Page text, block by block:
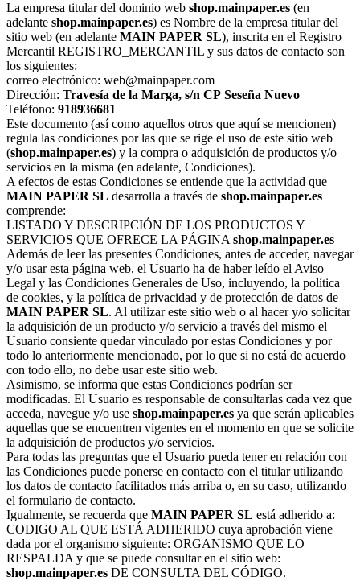
La empresa titular del dominio web shop.mainpaper.es (en
adelante shop.mainpaper.es) es Nombre de la empresa titular del
sitio web (en adelante MAIN PAPER SL), inscrita en el Registro
Mercantil REGISTRO_MERCANTIL y sus datos de contacto son
los siguientes:
correo electrónico: web@mainpaper.com
Dirección: Travesía de la Marga, s/n CP Seseña Nuevo
Teléfono: 918936681
Este documento (así como aquellos otros que aquí se mencionen)
regula las condiciones por las que se rige el uso de este sitio web
(shop.mainpaper.es) y la compra o adquisición de productos y/o
servicios en la misma (en adelante, Condiciones).
A efectos de estas Condiciones se entiende que la actividad que
MAIN PAPER SL desarrolla a través de shop.mainpaper.es
comprende:
LISTADO Y DESCRIPCIÓN DE LOS PRODUCTOS Y
SERVICIOS QUE OFRECE LA PÁGINA shop.mainpaper.es
Además de leer las presentes Condiciones, antes de acceder, navegar
y/o usar esta página web, el Usuario ha de haber leído el Aviso
Legal y las Condiciones Generales de Uso, incluyendo, la política
de cookies, y la política de privacidad y de protección de datos de
MAIN PAPER SL. Al utilizar este sitio web o al hacer y/o solicitar
la adquisición de un producto y/o servicio a través del mismo el
Usuario consiente quedar vinculado por estas Condiciones y por
todo lo anteriormente mencionado, por lo que si no está de acuerdo
con todo ello, no debe usar este sitio web.
Asimismo, se informa que estas Condiciones podrían ser
modificadas. El Usuario es responsable de consultarlas cada vez que
acceda, navegue y/o use shop.mainpaper.es ya que serán aplicables
aquellas que se encuentren vigentes en el momento en que se solicite
la adquisición de productos y/o servicios.
Para todas las preguntas que el Usuario pueda tener en relación con
las Condiciones puede ponerse en contacto con el titular utilizando
los datos de contacto facilitados más arriba o, en su caso, utilizando
el formulario de contacto.
Igualmente, se recuerda que MAIN PAPER SL está adherido a:
CODIGO AL QUE ESTÁ ADHERIDO cuya aprobación viene
dada por el organismo siguiente: ORGANISMO QUE LO
RESPALDA y que se puede consultar en el sitio web:
shop.mainpaper.es DE CONSULTA DEL CÓDIGO.